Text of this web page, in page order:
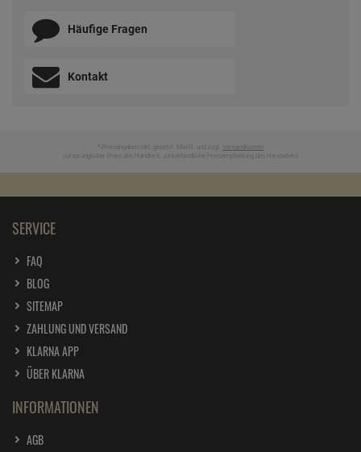
Häufige Fragen
Kontakt
* Preisangaben inkl. gesetzl. MwSt. und zzgl. Versandkosten
Ursprünglicher Preis des Händlers, Unverbindliche Preisempfehlung des Herstellers
SERVICE
FAQ
BLOG
SITEMAP
ZAHLUNG UND VERSAND
KLARNA APP
ÜBER KLARNA
INFORMATIONEN
AGB